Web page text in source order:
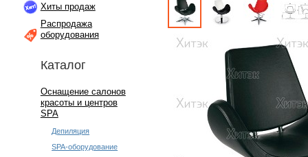
Хиты продаж
Распродажа
оборудования
Каталог
Оснащение салонов
красоты и центров
SPA
Депиляция
SPA-оборудование